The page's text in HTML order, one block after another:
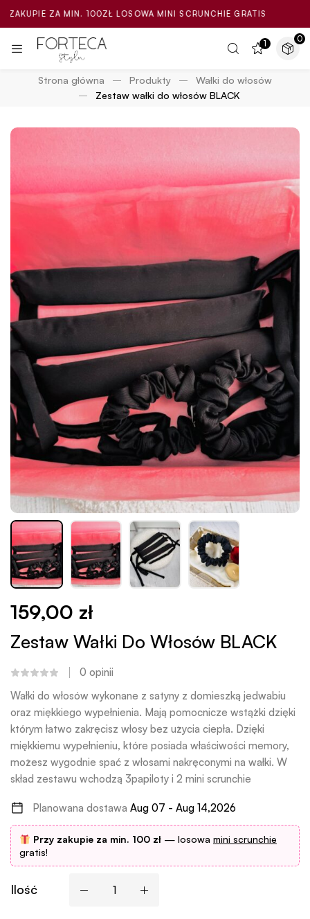
ZA MIN. 100ZŁ LOSOWA MINI SCRUNCHIE GRATIS
1 0
Strona główna Produkty
Wałki do włosów
Zestaw wałki do włosów BLACK
159,00 zł
Zestaw Wałki Do Włosów BLACK
0 opinii
Wałki do włosów wykonane z satyny z domieszką jedwabiu
oraz miękkiego wypełnienia. Mają pomocnicze wstążki dzięki
którym łatwo zakręcisz włosy bez użycia ciepła. Dzięki
miękkiemu wypełnieniu, które posiada właściwości memory,
możesz wygodnie spać z włosami nakręconymi na wałki. W
skład zestawu wchodzą 3papiloty i 2 mini scrunchie
Planowana dostawa Aug 07 - Aug 14,2026
Przy zakupie za min. 100 zł— losowa mini scrunchie
gratis!
Ilość